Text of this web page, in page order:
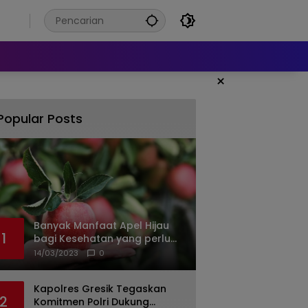
×
Posts
1
Banyak Manfaat Apel Hijau
bagi Kesehatan yang perlu
Anda ketahui
14/03/2023 0
2
Kapolres Gresik Tegaskan
Komitmen Polri Dukung